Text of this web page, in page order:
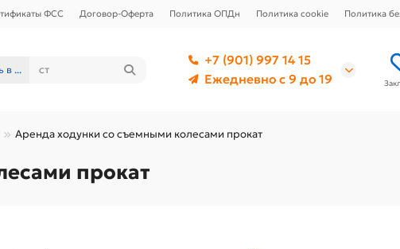
ФСС Договор-Оферта Политика ОПДн Политика cookie Политика
в ...
+7 (901) 997 14 15
Ежедневно с 9 до 19
Аренда ходунки со съемными колесами прокат
прокат